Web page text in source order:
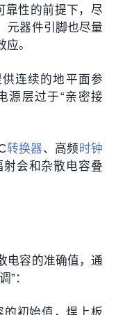
靠性的前提下，尽
元器件引脚也尽量
。
连续的地平面参
源层过于“亲密接
转换器、高频时钟
会和杂散电容叠
电容的准确值，通
”：
的初始值，焊上板